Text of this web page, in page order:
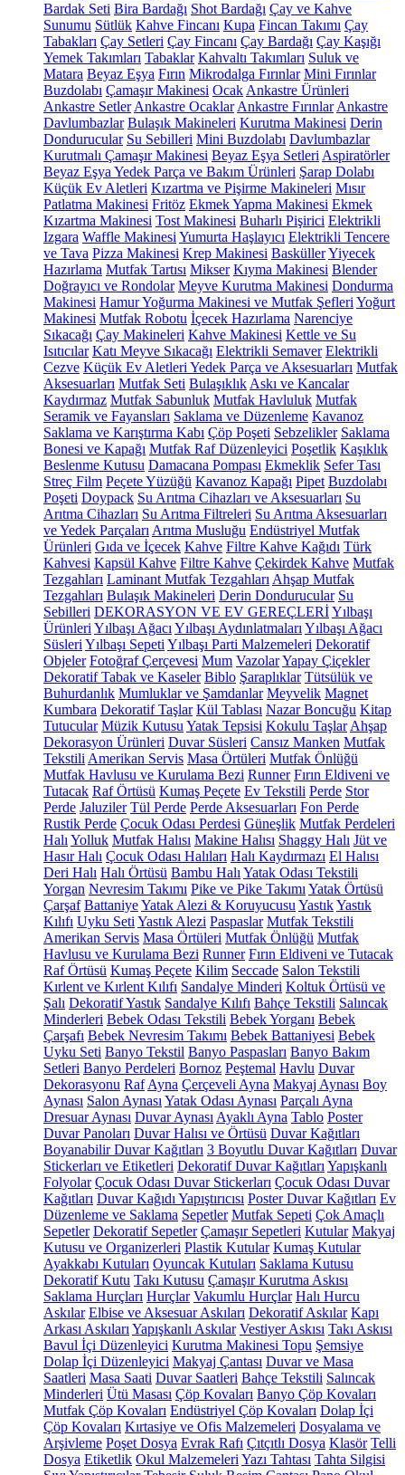
Bardak Seti Bira Bardağı Shot Bardağı Çay ve Kahve
Sunumu Sütlük Kahve Fincanı Kupa Fincan Takımı Çay
Tabakları Çay Setleri Çay Fincanı Çay Bardağı Çay Kaşığı
Yemek Takımları Tabaklar Kahvaltı Takımları Suluk ve
Matara Beyaz Eşya Fırın Mikrodalga Fırınlar Mini Fırınlar
Buzdolabı Çamaşır Makinesi Ocak Ankastre Ürünleri
Ankastre Setler Ankastre Ocaklar Ankastre Fırınlar Ankastre
Davlumbazlar Bulaşık Makineleri Kurutma Makinesi Derin
Dondurucular Su Sebilleri Mini Buzdolabı Davlumbazlar
Kurutmalı Çamaşır Makinesi Beyaz Eşya Setleri Aspiratörler
Beyaz Eşya Yedek Parça ve Bakım Ürünleri Şarap Dolabı
Küçük Ev Aletleri Kızartma ve Pişirme Makineleri Mısır
Patlatma Makinesi Fritöz Ekmek Yapma Makinesi Ekmek
Kızartma Makinesi Tost Makinesi Buharlı Pişirici Elektrikli
Izgara Waffle Makinesi Yumurta Haşlayıcı Elektrikli Tencere
ve Tava Pizza Makinesi Krep Makinesi BasküllerYiyecek
Hazırlama Mutfak Tartısı Mikser Kıyma Makinesi Blender
Doğrayıcı ve Rondolar Meyve Kurutma Makinesi Dondurma
Makinesi Hamur Yoğurma Makinesi ve Mutfak Şefleri Yoğurt
Makinesi Mutfak Robotu İçecek Hazırlama Narenciye
Sıkacağı Çay Makineleri Kahve Makinesi Kettle ve Su
Isıtıcılar Katı Meyve Sıkacağı Elektrikli Semaver Elektrikli
Cezve Küçük Ev Aletleri Yedek Parça ve Aksesuarları Mutfak
Aksesuarları Mutfak Seti Bulaşıklık Askı ve Kancalar
Kaydırmaz Mutfak Sabunluk Mutfak Havluluk Mutfak
Seramik ve Fayansları Saklama ve Düzenleme Kavanoz
Saklama ve Karıştırma Kabı Çöp Poşeti Sebzelikler Saklama
Bonesi ve Kapağı Mutfak Raf Düzenleyici Poşetlik Kaşıklık
Beslenme Kutusu Damacana Pompası Ekmeklik Sefer Tası
Streç Film Peçete Yüzüğü Kavanoz Kapağı Pipet Buzdolabı
Poşeti Doypack Su Arıtma Cihazları ve Aksesuarları Su
Arıtma Cihazları Su Arıtma Filtreleri Su Arıtma Aksesuarları
ve Yedek Parçaları Arıtma Musluğu Endüstriyel Mutfak
Ürünleri Gıda ve İçecek Kahve Filtre Kahve Kağıdı Türk
Kahvesi Kapsül Kahve Filtre Kahve Çekirdek Kahve Mutfak
Tezgahları Laminant Mutfak Tezgahları Ahşap Mutfak
Tezgahları Bulaşık Makineleri Derin Dondurucular Su
Sebilleri DEKORASYON VE EV GEREÇLERİYılbaşı
Ürünleri Yılbaşı Ağacı Yılbaşı Aydınlatmaları Yılbaşı Ağacı
Süsleri Yılbaşı Sepeti Yılbaşı Parti Malzemeleri Dekoratif
Objeler Fotoğraf Çerçevesi Mum VazolarYapay Çiçekler
Dekoratif Tabak ve Kaseler Biblo Şaraplıklar Tütsülük ve
Buhurdanlık Mumluklar ve Şamdanlar Meyvelik Magnet
Kumbara Dekoratif Taşlar Kül Tablası Nazar Boncuğu Kitap
Tutucular Müzik Kutusu Yatak Tepsisi Kokulu Taşlar Ahşap
Dekorasyon Ürünleri Duvar Süsleri Cansız Manken Mutfak
Tekstili Amerikan Servis Masa Örtüleri Mutfak Önlüğü
Mutfak Havlusu ve Kurulama Bezi Runner Fırın Eldiveni ve
Tutacak Raf Örtüsü Kumaş Peçete Ev Tekstili Perde Stor
Perde Jaluziler Tül Perde Perde Aksesuarları Fon Perde
Rustik Perde Çocuk Odası Perdesi Güneşlik Mutfak Perdeleri
Halı Yolluk Mutfak Halısı Makine Halısı Shaggy Halı Jüt ve
Hasır Halı Çocuk Odası Halıları Halı Kaydırmazı El Halısı
Deri Halı Halı Örtüsü Bambu Halı Yatak Odası Tekstili
Yorgan Nevresim Takımı Pike ve Pike Takımı Yatak Örtüsü
Çarşaf BattaniyeYatak Alezi & Koruyucusu YastıkYastık
Kılıfı Uyku Seti Yastık Alezi Paspaslar Mutfak Tekstili
Amerikan Servis Masa Örtüleri Mutfak Önlüğü Mutfak
Havlusu ve Kurulama Bezi Runner Fırın Eldiveni ve Tutacak
Raf Örtüsü Kumaş Peçete Kilim Seccade Salon Tekstili
Kırlent ve Kırlent Kılıfı Sandalye Minderi Koltuk Örtüsü ve
Şalı Dekoratif Yastık Sandalye Kılıfı Bahçe Tekstili Salıncak
Minderleri Bebek Odası Tekstili Bebek Yorganı Bebek
Çarşafı Bebek Nevresim Takımı Bebek Battaniyesi Bebek
Uyku Seti Banyo Tekstil Banyo Paspasları Banyo Bakım
Setleri Banyo Perdeleri Bornoz Peştemal Havlu Duvar
Dekorasyonu Raf Ayna Çerçeveli Ayna Makyaj Aynası Boy
Aynası Salon Aynası Yatak Odası Aynası Parçalı Ayna
Dresuar Aynası Duvar Aynası Ayaklı Ayna Tablo Poster
Duvar Panoları Duvar Halısı ve Örtüsü Duvar Kağıtları
Boyanabilir Duvar Kağıtları 3 Boyutlu Duvar Kağıtları Duvar
Stickerları ve Etiketleri Dekoratif Duvar Kağıtları Yapışkanlı
Folyolar Çocuk Odası Duvar Stickerları Çocuk Odası Duvar
Kağıtları Duvar Kağıdı Yapıştırıcısı Poster Duvar Kağıtları Ev
Düzenleme ve Saklama Sepetler Mutfak Sepeti Çok Amaçlı
Sepetler Dekoratif Sepetler Çamaşır Sepetleri Kutular Makyaj
Kutusu ve Organizerleri Plastik Kutular Kumaş Kutular
Ayakkabı Kutuları Oyuncak Kutuları Saklama Kutusu
Dekoratif Kutu Takı Kutusu Çamaşır Kurutma Askısı
Saklama Hurçları Hurçlar Vakumlu Hurçlar Halı Hurcu
Askılar Elbise ve Aksesuar Askıları Dekoratif Askılar Kapı
Arkası Askıları Yapışkanlı Askılar Vestiyer Askısı Takı Askısı
Bavul İçi Düzenleyici Kurutma Makinesi Topu Şemsiye
Dolap İçi Düzenleyici Makyaj Çantası Duvar ve Masa
Saatleri Masa Saati Duvar Saatleri Bahçe Tekstili Salıncak
Minderleri Ütü Masası Çöp Kovaları Banyo Çöp Kovaları
Mutfak Çöp Kovaları Endüstriyel Çöp Kovaları Dolap İçi
Çöp Kovaları Kırtasiye ve Ofis Malzemeleri Dosyalama ve
Arşivleme Poşet Dosya Evrak Rafı Çıtçıtlı Dosya Klasör Telli
Dosya Etiketlik Okul Malzemeleri Yazı Tahtası Tahta Silgisi